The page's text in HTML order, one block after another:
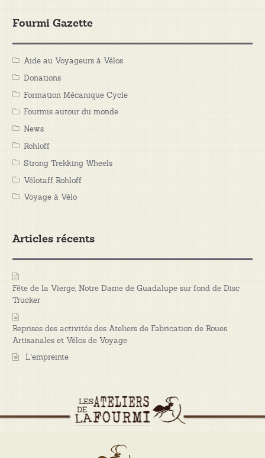
Fourmi Gazette
Aide au Voyageurs à Vélos
Donations
Formation Mécanique Cycle
Fourmis autour du monde
News
Rohloff
Strong Trekking Wheels
Vélotaff Rohloff
Voyage à Vélo
Articles récents
Fête de la Vierge, Notre Dame de Guadalupe sur fond de Disc
Trucker
Reprises des activités des Ateliers de Fabrication de Roues
Artisanales et Vélos de Voyage
L’empreinte